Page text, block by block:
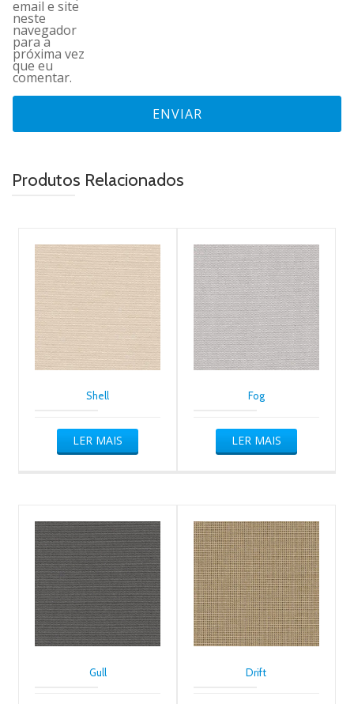
email e site
neste
navegador
para a
próxima vez
que eu
comentar.
Produtos Relacionados
Shell
LER MAIS
Fog
LER MAIS
Gull Drift